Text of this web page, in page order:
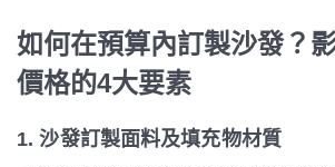
如何在預算內訂製沙發？
價格的4大要素
1. 沙發訂製面料及填充物材質